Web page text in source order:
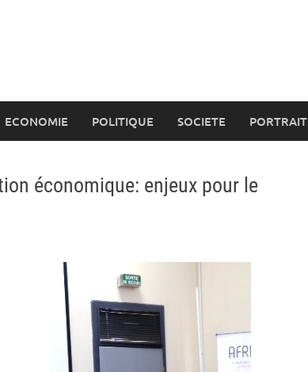
ECONOMIE POLITIQUE SOCIETE PORTRAIT
économique: enjeux pour le